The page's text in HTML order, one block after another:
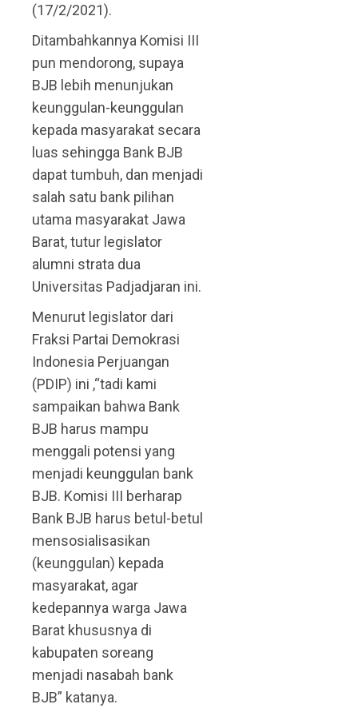
(17/2/2021).
Ditambahkannya Komisi III
pun mendorong, supaya
BJB lebih menunjukan
keunggulan-keunggulan
kepada masyarakat secara
luas sehingga Bank BJB
dapat tumbuh, dan menjadi
salah satu bank pilihan
utama masyarakat Jawa
Barat, tutur legislator
alumni strata dua
Universitas Padjadjaran ini.
Menurut legislator dari
Fraksi Partai Demokrasi
Indonesia Perjuangan
(PDIP) ini ,“tadi kami
sampaikan bahwa Bank
BJB harus mampu
menggali potensi yang
menjadi keunggulan bank
BJB. Komisi III berharap
Bank BJB harus betul-betul
mensosialisasikan
(keunggulan) kepada
masyarakat, agar
kedepannya warga Jawa
Barat khususnya di
kabupaten soreang
menjadi nasabah bank
BJB” katanya.